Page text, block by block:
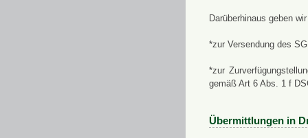
Darüberhinaus geben
*zur Versendung des
*zur
gemäß Art 6 Abs. 1 f
Übermittlungen in